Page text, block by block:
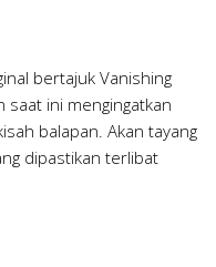
bertajuk Vanishing
saat ini mengingatkan
balapan. Akan tayang
dipastikan terlibat